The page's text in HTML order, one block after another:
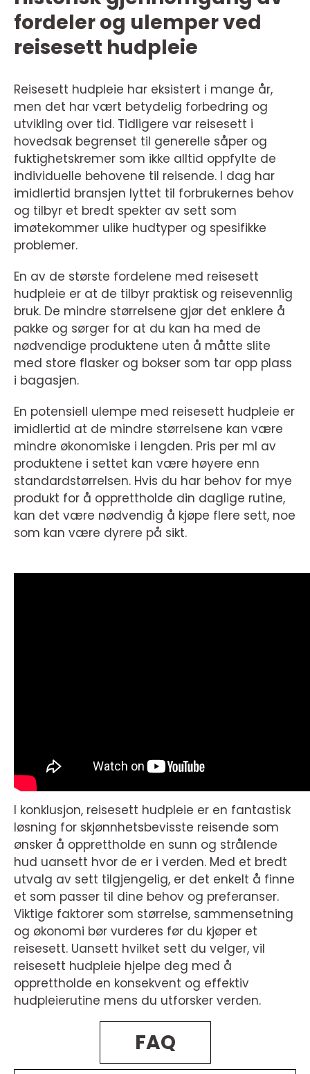
fordeler og ulemper ved
reisesett hudpleie
Reisesett hudpleie har eksistert i mange år,
men det har vært betydelig forbedring og
utvikling over tid. Tidligere var reisesett i
hovedsak begrenset til generelle såper og
fuktighetskremer som ikke alltid oppfylte de
individuelle behovene til reisende. I dag har
imidlertid bransjen lyttet til forbrukernes behov
og tilbyr et bredt spekter av sett som
imøtekommer ulike hudtyper og spesifikke
problemer.
En av de største fordelene med reisesett
hudpleie er at de tilbyr praktisk og reisevennlig
bruk. De mindre størrelsene gjør det enklere å
pakke og sørger for at du kan ha med de
nødvendige produktene uten å måtte slite
med store flasker og bokser som tar opp plass
i bagasjen.
En potensiell ulempe med reisesett hudpleie er
imidlertid at de mindre størrelsene kan være
mindre økonomiske i lengden. Pris per ml av
produktene i settet kan være høyere enn
standardstørrelsen. Hvis du har behov for mye
produkt for å opprettholde din daglige rutine,
kan det være nødvendig å kjøpe flere sett, noe
som kan være dyrere på sikt.
I konklusjon, reisesett hudpleie er en fantastisk
løsning for skjønnhetsbevisste reisende som
ønsker å opprettholde en sunn og strålende
hud uansett hvor de er i verden. Med et bredt
utvalg av sett tilgjengelig, er det enkelt å finne
et som passer til dine behov og preferanser.
Viktige faktorer som størrelse, sammensetning
og økonomi bør vurderes før du kjøper et
reisesett. Uansett hvilket sett du velger, vil
reisesett hudpleie hjelpe deg med å
opprettholde en konsekvent og effektiv
hudpleierutine mens du utforsker verden.
FAQ